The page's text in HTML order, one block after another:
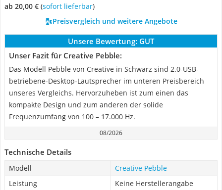
ab 20,00 € ( Sofort lieferbar)
Preisvergleich und weitere Angebote
Unsere Bewertung: GUT
Unser Fazit für Creative Pebble:
Das Modell Pebble von Creative in Schwarz sind 2.0-USB-
betriebene-Desktop-Lautsprecher im unteren Preisbereich
unseres Vergleichs. Hervorzuheben ist zum einen das
kompakte Design und zum anderen der solide
Frequenzumfang von 100 – 17.000 Hz.
08/2026
Technische Details
Modell
Creative Pebble
Leistung
Keine Herstellerangabe